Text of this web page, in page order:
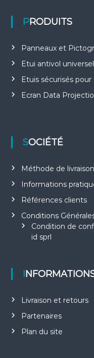
PRODUITS
Panneaux et
Etui antivol
Etuis sécurisés
Ecran Data
SOCIÉTÉ
Méthode de livraison
Informations
Références clients
Conditions
Condition de
id sprl
Livraison et retours
Partenaires
Plan du site